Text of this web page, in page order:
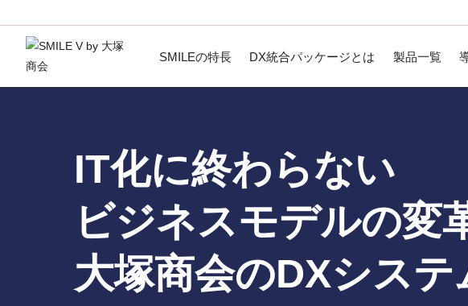
SMILEの特長 DX統合パッケージとは 製品一覧
IT化に終わらない
ビジネスモデルの変
大塚商会のDXシステ